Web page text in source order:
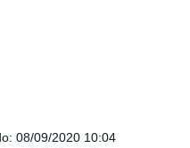
: 08/09/2020 10:04